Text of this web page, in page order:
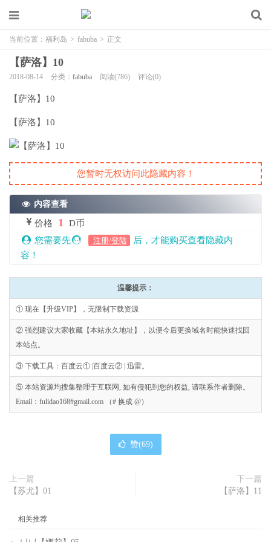
当前位置： 福利岛 > fabuba > 正文
【萨洛】10
2018-08-14 分类： fabuba 阅读(786) 评论(0)
【萨洛】10
【萨洛】10
您暂时无权访问此隐藏内容！
内容查看
价格 1
D币
您需要先
注册/登陆
后，才能购买查看隐藏内
容！
温馨提示：
① 现在【升级VIP】，无限制下载资源
② 强烈建议大家收藏【本站永久地址】，以便今后更换域名时能快速找回
本站点。
③ 下载工具：百度云① |百度云② | 迅雷。
⑤ 本站资源均搜集整理于互联网, 如有侵犯到您的权益, 请联系作者删除。
Email：fulidao168#gmail.com （# 换成 @）
赞(69)
上一篇
【苏尤】01
下一篇
【萨洛】11
相关推荐